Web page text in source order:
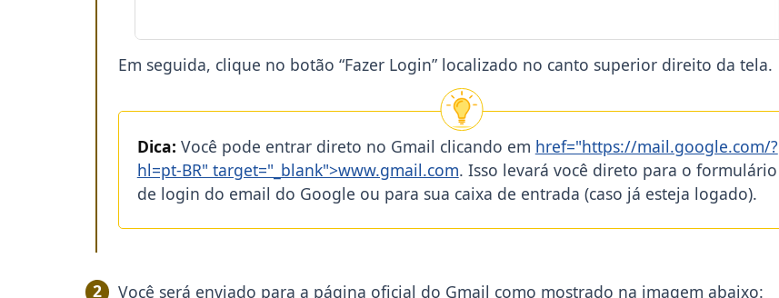
Em seguida, clique no botão “Fazer Login” localizado no canto superior direito da tela.
Dica: Você pode entrar direto no Gmail clicando em href="https://mail.google.com/?
hl=pt-BR" target="_blank">www.gmail.com. Isso levará você direto para o formulário
de login do email do Google ou para sua caixa de entrada (caso já esteja logado).
Você será enviado para a página oficial do Gmail como mostrado na imagem abaixo: